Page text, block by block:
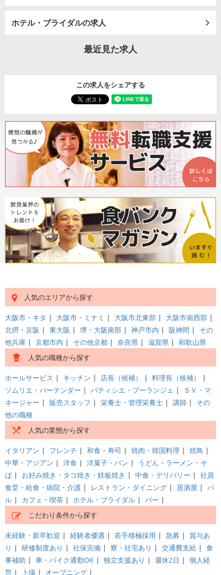
ホテル・ブライダルの求人
最近見た求人
この求人をシェアする
人気のエリアから探す
大阪市・キタ | 大阪市・ミナミ | 大阪市北東部 | 大阪市南西部 |
北摂・京阪 | 東大阪 | 堺・大阪南部 | 神戸市内 | 阪神間 | その
他兵庫 | 京都市内 | その他京都 | 奈良県 | 滋賀県 | 和歌山県
人気の職種から探す
ホールサービス | キッチン | 店長（候補） | 料理長（候補）
|
ソムリエ・バーテンダー | パティシエ・ブーランジェ |
ＳＶ・マ
ネージャー | 販売スタッフ | 栄養士・管理栄養士 | 講師 | その
他の職種
人気の業態から探す
イタリアン | フレンチ | 和食・寿司 | 焼肉・韓国料理 | 焼鳥 |
中華・アジアン | 洋食 | 洋菓子・パン |
うどん・ラーメン・そ
ば | お好み焼き・タコ焼き・鉄板焼き | 中食・デリバリー | 社員
食堂・給食・病院・介護 | レストラン・ダイニング | 居酒屋 | バ
ル | カフェ・喫茶 | ホテル・ブライダル | バー |
こだわり条件から探す
未経験・新卒歓迎 | 経験者優遇 | 若手積極採用 | 急募 | 賞与あ
り | 研修制度あり | 社保完備 | 寮・社宅あり | 交通費支給 | 食
事補助 | 車・バイク通勤OK | 独立支援あり | 週休2日 | 個人経
営 | 上場 | オープニング |